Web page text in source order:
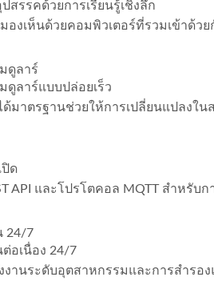
สรรคด้วยการเรียนรู้เชิงลึก
องเห็นด้วยคอมพิวเตอร์ที่รวมเข้าด้ว
ดูลาร์
ดูลาร์แบบปล่อยเร็ว
ด้มาตรฐานช่วยให้การเปลี่ยนแปลงใน
ปิด
API และโปรโตคอล MQTT สำหรับ
24/7
อเนื่อง 24/7
งานระดับอุตสาหกรรมและการสำร